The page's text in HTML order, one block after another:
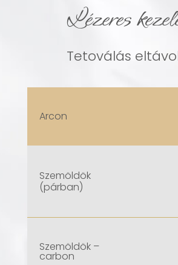
Lézeres
Tetoválás
Arcon
Szemöldök
(párban)
Szemöldök –
carbon